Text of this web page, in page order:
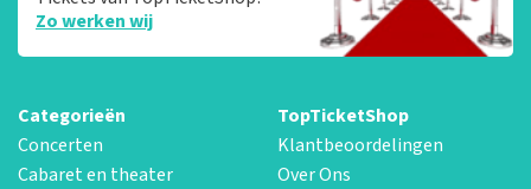
Zo werken wij
Categorieën
Concerten
Cabaret en theater
TopTicketShop
Klantbeoordelingen
Over Ons